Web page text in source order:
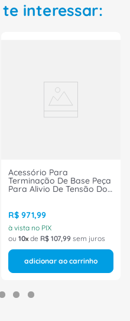
interessar:
Acessório Para
Terminação De Base Peça
Para Alivio De Tensão Do
Siemens
R$ 971,99
à vista no PIX
ou 10 de R$ 107,99 sem juros
adicionar ao carrinho